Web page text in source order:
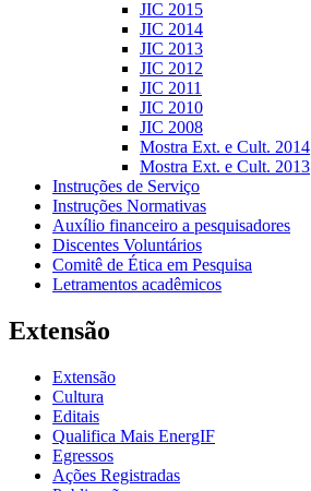
JIC 2015
JIC 2014
JIC 2013
JIC 2012
JIC 2011
JIC 2010
JIC 2008
Mostra Ext. e Cult. 2014
Mostra Ext. e Cult. 2013
Instruções de Serviço
Instruções Normativas
Auxílio financeiro a pesquisadores
Discentes Voluntários
Comitê de Ética em Pesquisa
Letramentos acadêmicos
Extensão
Extensão
Cultura
Editais
Qualifica Mais EnergIF
Egressos
Ações Registradas